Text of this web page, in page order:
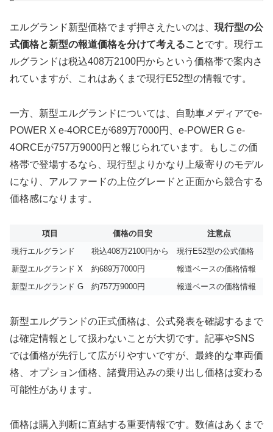
エルグランド新型価格でまず押さえたいのは、 現行型の公
式価格と新型の報道価格を分けて考えることです。現行エ
ルグランドは税込408万2100円からという価格帯で案内さ
れていますが、これはあくまで現行E52型の情報です。
一方、新型エルグランドについては、自動車メディアでe-
POWER X e-4ORCEが689万7000円、e-POWER G e-
4ORCEが757万9000円と報じられています。もしこの価
格帯で登場するなら、現行型よりかなり上級寄りのモデル
になり、アルファードの上位グレードと正面から競合する
価格感になります。
項目 価格の目安
注意点
現行エルグランド
税込408万2100円から
現行E52型の公式価格
新型エルグランド X
約689万7000円
報道ベースの価格情報
新型エルグランド G
約757万9000円 報道ベースの価格情報
新型エルグランドの正式価格は、公式発表を確認するまで
は確定情報として扱わないことが大切です。記事やSNS
では価格が先行して広がりやすいですが、最終的な車両価
格、オプション価格、諸費用込みの乗り出し価格は変わる
可能性があります。
価格は購入判断に直結する重要情報です。数値はあくまで